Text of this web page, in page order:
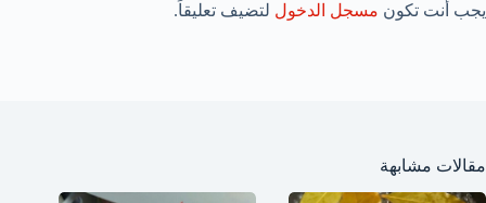
يجب أنت تكون مسجل الدخول لتضيف تعليقاً.
مقالات مشابهة